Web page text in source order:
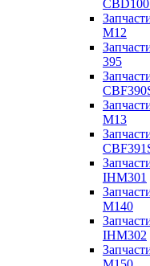
M12
395
M13
IHM301
M140
IHM302